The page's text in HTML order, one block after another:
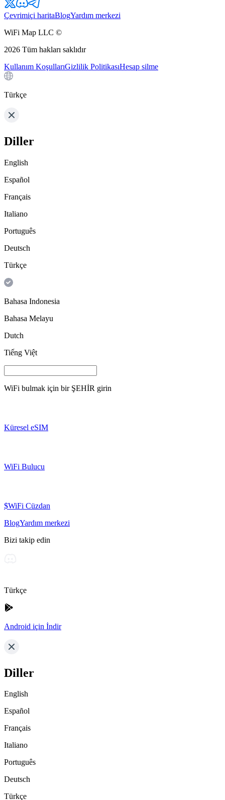
Çevrimiçi haritaBlogYardım merkezi
WiFi Map LLC ©
2026 Tüm hakları saklıdır
Kullanım KoşullarıGizlilik PolitikasıHesap silme
Türkçe
Diller
English
Español
Français
Italiano
Português
Deutsch
Türkçe
Bahasa Indonesia
Bahasa Melayu
Dutch
Tiếng Việt
WiFi bulmak için bir ŞEHİR girin
Küresel eSIM
WiFi Bulucu
$WiFi Cüzdan
BlogYardım merkezi
Bizi takip edin
Türkçe
Android için İndir
Diller
English
Español
Français
Italiano
Português
Deutsch
Türkçe